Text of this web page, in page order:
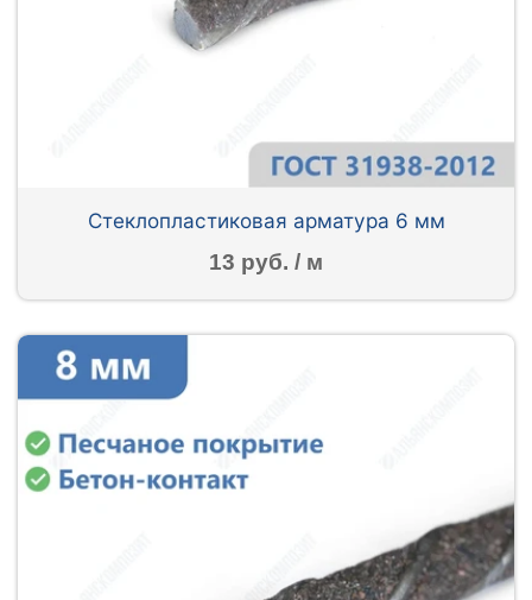
Стеклопластиковая арматура 6 мм
13 руб. / м